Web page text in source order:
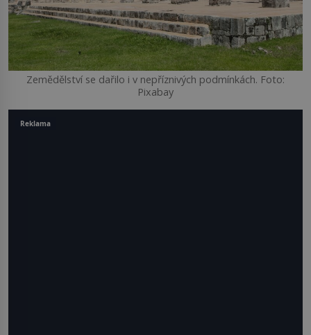
Zemědělství se dařilo i v nepříznivých podmínkách. Foto:
Pixabay
Reklama